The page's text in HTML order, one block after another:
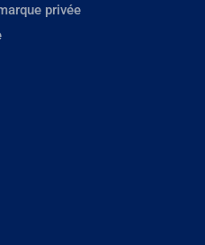
privée